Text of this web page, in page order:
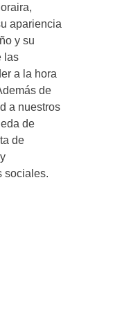
apariencia
y su
las
a la hora
de
a nuestros
de
de
sociales.